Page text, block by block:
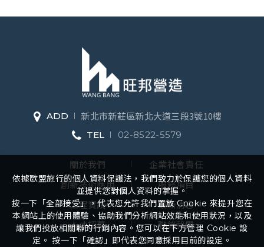
ADD 新北市新莊區新北大道三段3號10樓
TEL 02-8522-5579
關於我們
企業社會責任
創新技術應用
服務項目
工程實績
最新消息
人才招募
聯絡我們
依據歐盟施行的個人資料保護法，我們致力於保護您的個人資料
並提供您對個人資料的掌握。
按一下「全部接受」，代表您允許我們置放 Cookie 來提升您在
本網站上的使用體驗、協助我們分析網站效能和使用狀況，以及
讓我們投放相關聯的行銷內容。您可以在下方管理 Cookie 設
定。 按一下「確認」即代表您同意採用目前的設定。